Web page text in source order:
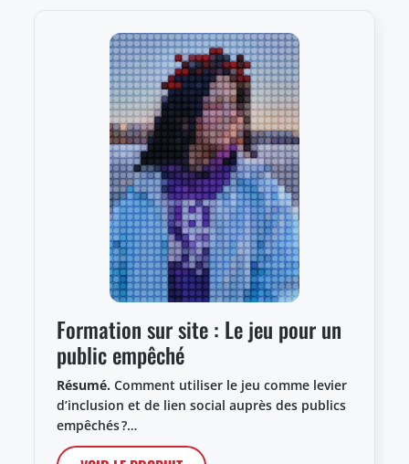
Formation sur site : Le jeu pour un
public empêché
Résumé. Comment utiliser le jeu comme levier
d’inclusion et de lien social auprès des publics
empêchés ?…